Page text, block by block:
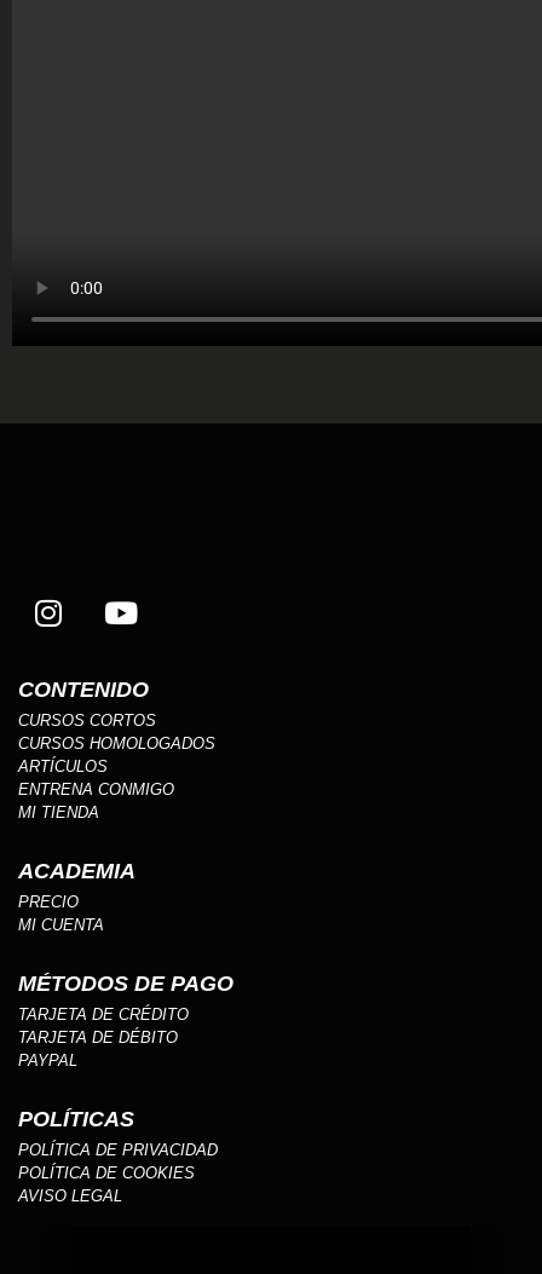
CONTENIDO
CURSOS CORTOS
CURSOS HOMOLOGADOS
ARTÍCULOS
ENTRENA CONMIGO
MI TIENDA
ACADEMIA
PRECIO
MI CUENTA
MÉTODOS DE PAGO
TARJETA DE CRÉDITO
TARJETA DE DÉBITO
PAYPAL
POLÍTICAS
POLÍTICA DE PRIVACIDAD
POLÍTICA DE COOKIES
AVISO LEGAL